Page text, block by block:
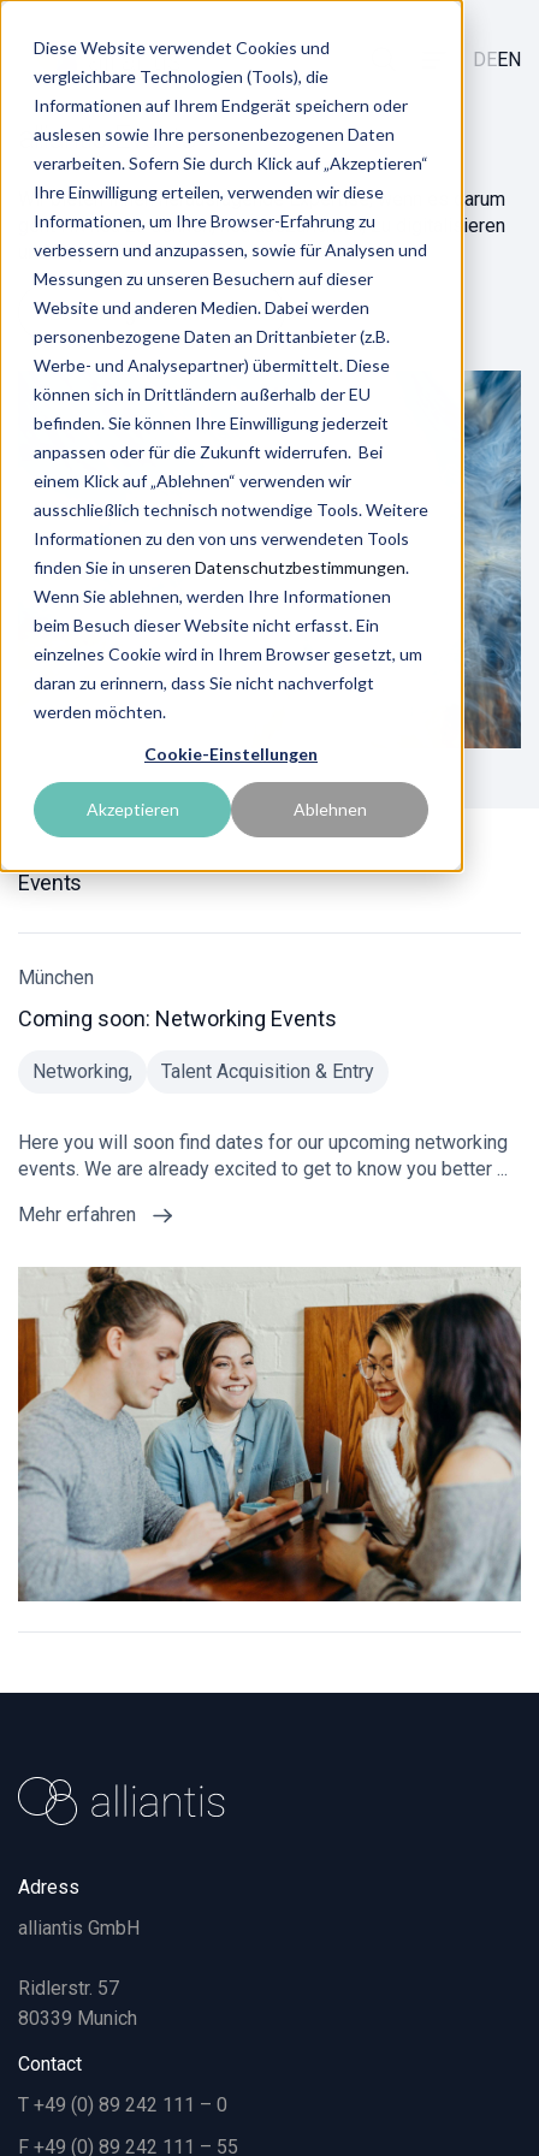
Diese Website verwendet Cookies und
vergleichbare Technologien (Tools), die
Informationen auf Ihrem Endgerät speichern oder
auslesen sowie Ihre personenbezogenen Daten
verarbeiten. Sofern Sie durch Klick auf „Akzeptieren“
Ihre Einwilligung erteilen, verwenden wir diese
Informationen, um Ihre Browser-Erfahrung zu
verbessern und anzupassen, sowie für Analysen und
Messungen zu unseren Besuchern auf dieser
Website und anderen Medien. Dabei werden
personenbezogene Daten an Drittanbieter (z.B.
Werbe- und Analysepartner) übermittelt. Diese
können sich in Drittländern außerhalb der EU
befinden. Sie können Ihre Einwilligung jederzeit
anpassen oder für die Zukunft widerrufen. Bei
einem Klick auf „Ablehnen“ verwenden wir
ausschließlich technisch notwendige Tools. Weitere
Informationen zu den von uns verwendeten Tools
finden Sie in unseren Datenschutzbestimmungen.
Wenn Sie ablehnen, werden Ihre Informationen
beim Besuch dieser Website nicht erfasst. Ein
einzelnes Cookie wird in Ihrem Browser gesetzt, um
daran zu erinnern, dass Sie nicht nachverfolgt
werden möchten.
Cookie-Einstellungen
Akzeptieren Ablehnen
DEEN
alliantis Events
Wir bieten Ihnen herausragende Expertise, wenn es darum
geht HR neu zu denken, neu auszurichten, zu digitalisieren
und zu positionieren.
Beratung vereinbaren
Events
München
Coming soon: Networking Events
Networking, Talent Acquisition & Entry
Here you will soon find dates for our upcoming networking
events. We are already excited to get to know you better ...
Mehr erfahren
Adress
alliantis GmbH
Ridlerstr. 57
80339 Munich
Contact
T +49 (0) 89 242 111 – 0
F +49 (0) 89 242 111 – 55